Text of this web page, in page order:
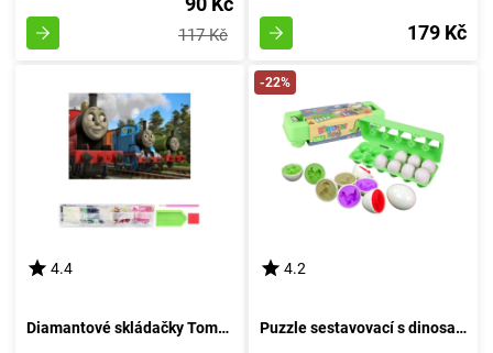
117 Kč 179 Kč
4.4
Diamantové skládačky Tomáše a kamarádů
-22%
4.2
Puzzle sestavovací s dinosauřími vejci - kreativní vkládací hra 12 kusů